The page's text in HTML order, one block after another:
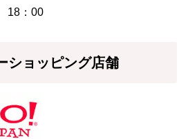
18：00
ショッピング店舗